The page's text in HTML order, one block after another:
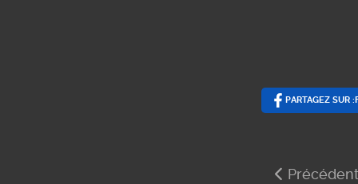
PARTAGEZ SUR
Article
Précédent